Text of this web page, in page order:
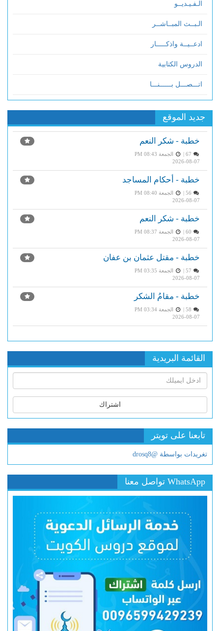
الـفـيـديــو
الـبــث المبــاشــر
ادعــيــة واذكـــــار
الدروس الكتابية
اتـــصـــل بــــــنـــا
جديد الموقع
خطبة - شكر النعم
الجمعة PM 08:43
2026-08-07
خطبة - أحكام المساجد
الجمعة PM 08:40
2026-08-07
خطبة - شكر النعم
الجمعة PM 08:37
2026-08-07
خطبة - مقتل عثمان بن عفان
الجمعة PM 03:35
2026-08-07
خطبة - مقامُ الشكر
الجمعة PM 03:34
2026-08-07
القائمة البريدية
اشتراك
تابعنا على تويتر
تغريدات بواسطة @drosq8
WhatsApp تواصل معنا